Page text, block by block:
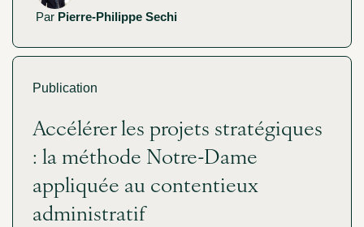
Par Pierre-Philippe Sechi
Publication
Accélérer les projets stratégiques
: la méthode Notre-Dame
appliquée au contentieux
administratif